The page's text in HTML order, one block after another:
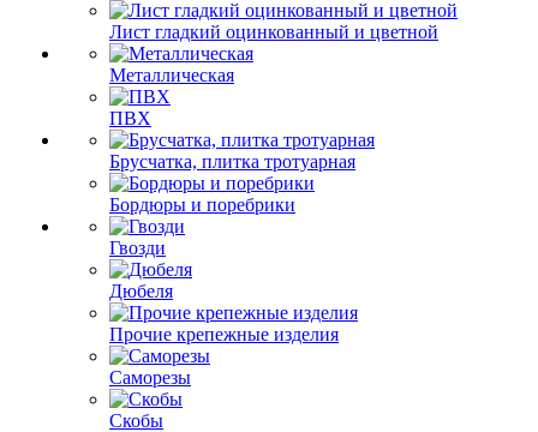
Лист гладкий оцинкованный и цветной
Металлическая
ПВХ
Брусчатка, плитка тротуарная
Бордюры и поребрики
Гвозди
Дюбеля
Прочие крепежные изделия
Саморезы
Скобы